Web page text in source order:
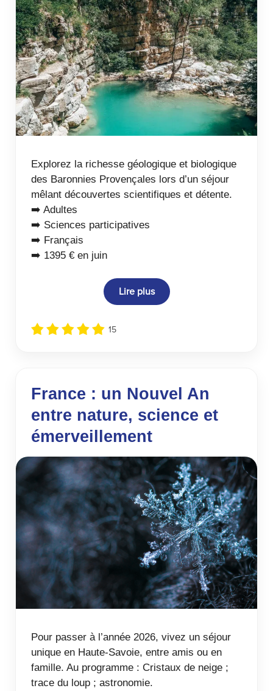
Explorez la richesse géologique et biologique
des Baronnies Provençales lors d’un séjour
mêlant découvertes scientifiques et détente.
➡️ Adultes
➡️ Sciences participatives
➡️ Français
➡️ 1395 € en juin
Lire plus
15
France : un Nouvel An
entre nature, science et
émerveillement
Pour passer à l’année 2026, vivez un séjour
unique en Haute-Savoie, entre amis ou en
famille. Au programme : Cristaux de neige ;
trace du loup ; astronomie.